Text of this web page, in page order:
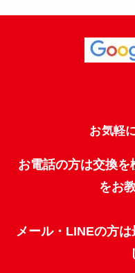
お気軽
お電話の方は交換
をお
メール・LINEの方